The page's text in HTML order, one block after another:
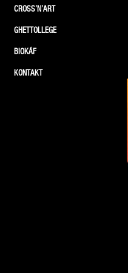
CROSS’N’ART
GHETTOLLEGE
BIOKÁF
KONTAKT